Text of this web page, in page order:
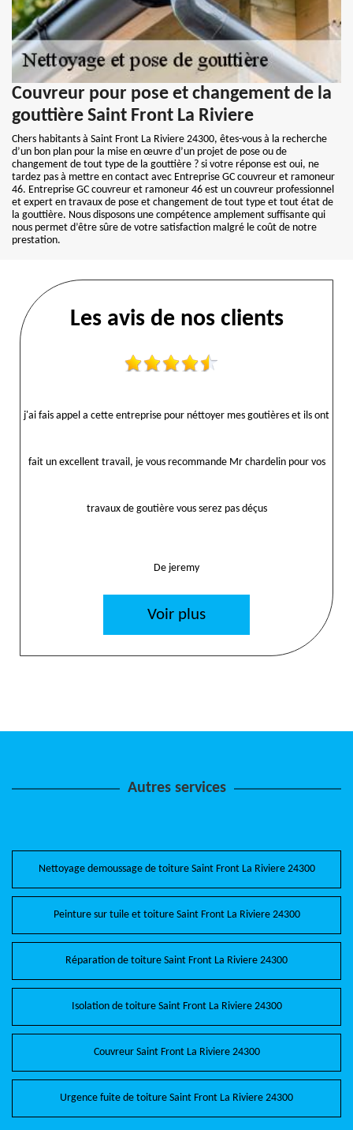
Couvreur pour pose et changement de la
gouttière Saint Front La Riviere
Chers habitants à Saint Front La Riviere 24300, êtes-vous à la recherche
d’un bon plan pour la mise en œuvre d’un projet de pose ou de
changement de tout type de la gouttière ? si votre réponse est oui, ne
tardez pas à mettre en contact avec Entreprise GC couvreur et ramoneur
46. Entreprise GC couvreur et ramoneur 46 est un couvreur professionnel
et expert en travaux de pose et changement de tout type et tout état de
la gouttière. Nous disposons une compétence amplement suffisante qui
nous permet d’être sûre de votre satisfaction malgré le coût de notre
prestation.
Les avis de nos clients
j'ai fais appel a cette entreprise pour néttoyer mes goutières et ils ont
fait un excellent travail, je vous recommande Mr chardelin pour vos
travaux de goutière vous serez pas déçus
De jeremy
Voir plus
Autres services
Nettoyage demoussage de toiture Saint Front La Riviere 24300
Peinture sur tuile et toiture Saint Front La Riviere 24300
Réparation de toiture Saint Front La Riviere 24300
Isolation de toiture Saint Front La Riviere 24300
Couvreur Saint Front La Riviere 24300
Urgence fuite de toiture Saint Front La Riviere 24300